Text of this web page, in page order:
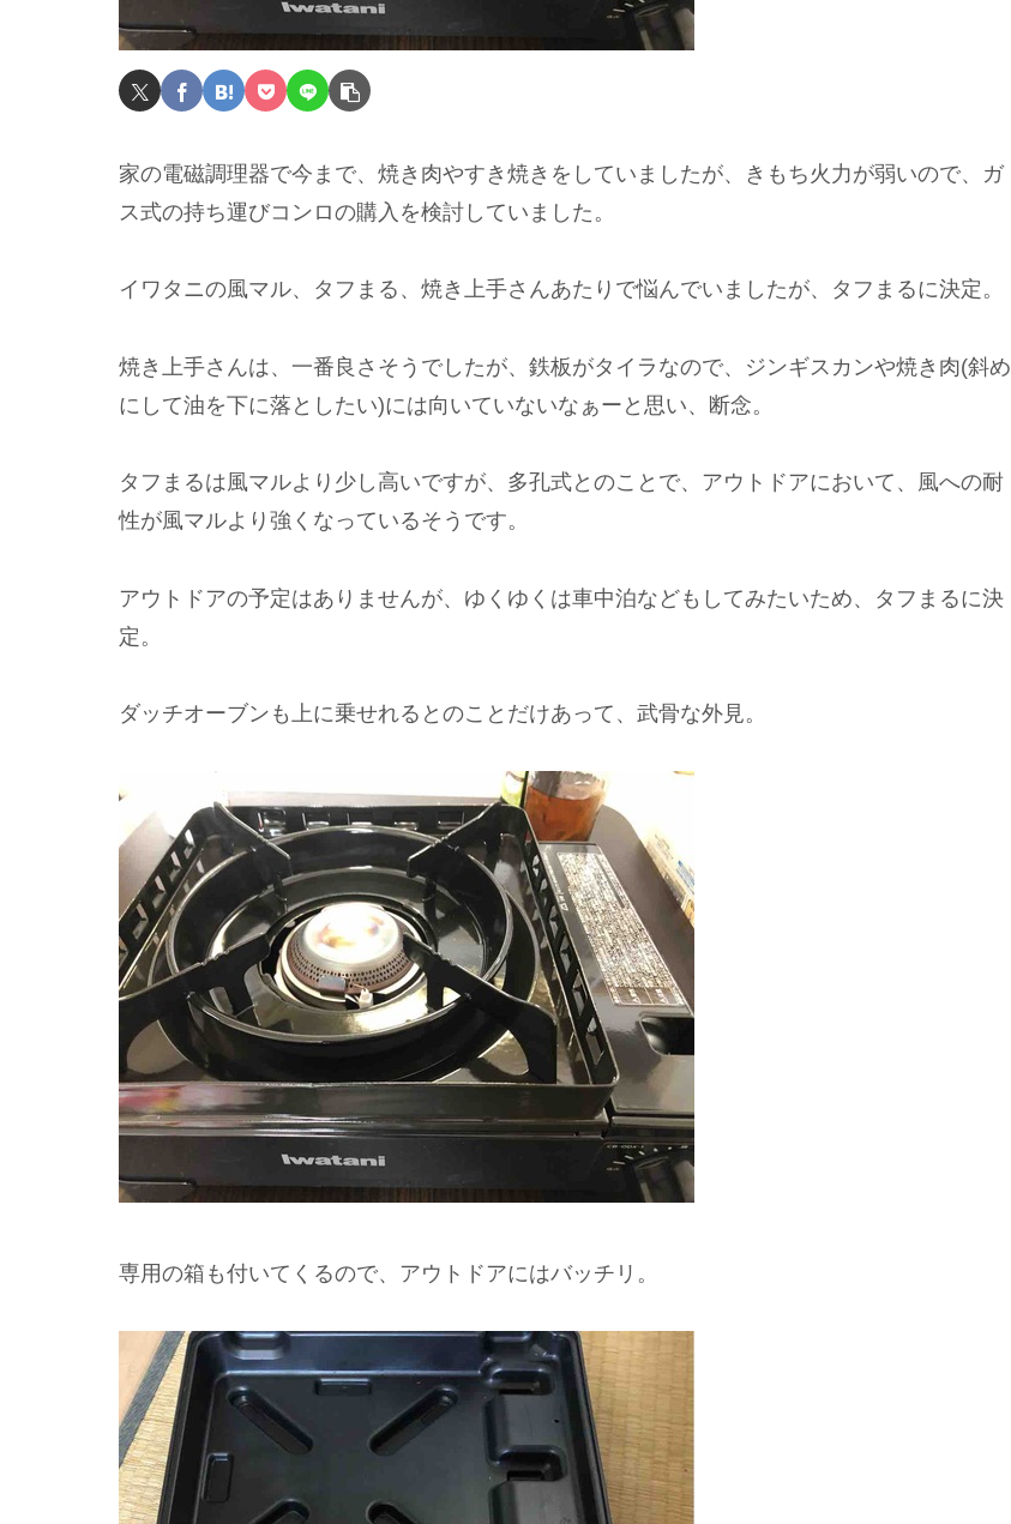
家の電磁調理器で今まで、焼き肉やすき焼きをしていましたが、きもち火力が弱いので、ガ
ス式の持ち運びコンロの購入を検討していました。
イワタニの風マル、タフまる、焼き上手さんあたりで悩んでいましたが、タフまるに決定。
焼き上手さんは、一番良さそうでしたが、鉄板がタイラなので、ジンギスカンや焼き肉(斜め
にして油を下に落としたい)には向いていないなぁーと思い、断念。
タフまるは風マルより少し高いですが、多孔式とのことで、アウトドアにおいて、風への耐
性が風マルより強くなっているそうです。
アウトドアの予定はありませんが、ゆくゆくは車中泊などもしてみたいため、タフまるに決
定。
ダッチオーブンも上に乗せれるとのことだけあって、武骨な外見。
専用の箱も付いてくるので、アウトドアにはバッチリ。